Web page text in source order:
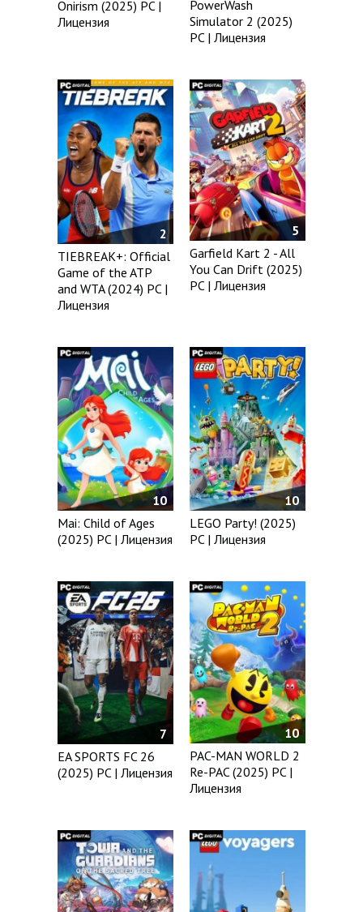
Onirism (2025) PC |
Лицензия
PowerWash
Simulator 2 (2025)
PC | Лицензия
2
TIEBREAK+: Official
Game of the ATP
and WTA (2024) PC |
Лицензия
5
Garfield Kart 2 - All
You Can Drift (2025)
PC | Лицензия
10
Mai: Child of Ages
(2025) PC | Лицензия
10
LEGO Party! (2025)
PC | Лицензия
7
EA SPORTS FC 26
(2025) PC | Лицензия
10
PAC-MAN WORLD 2
Re-PAC (2025) PC |
Лицензия